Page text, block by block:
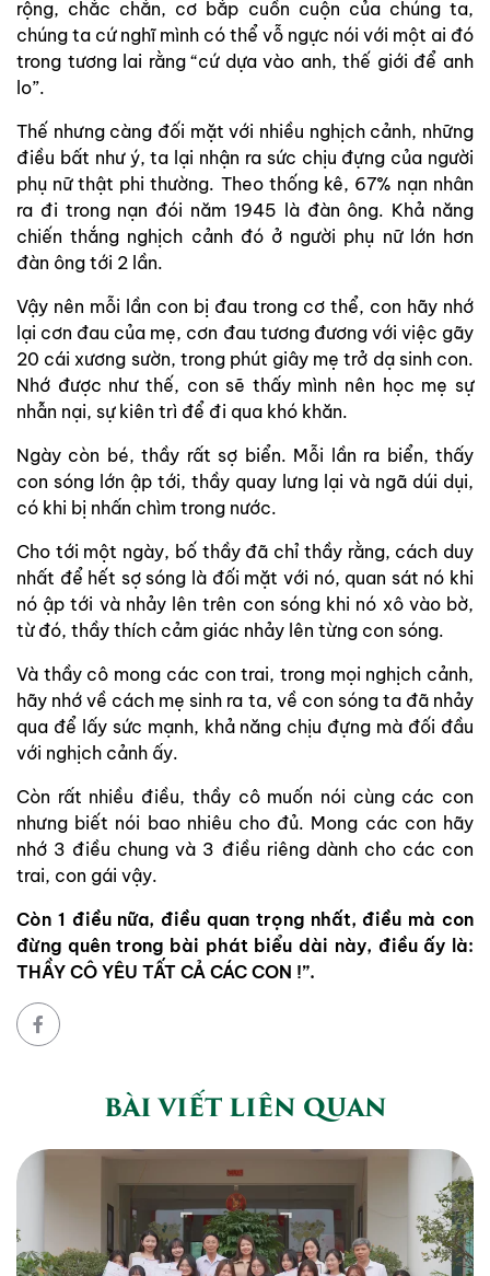
rộng, chắc chắn, cơ bắp cuồn cuộn của chúng ta,
chúng ta cứ nghĩ mình có thể vỗ ngực nói với một ai đó
trong tương lai rằng “cứ dựa vào anh, thế giới để anh
lo”.
Thế nhưng càng đối mặt với nhiều nghịch cảnh, những
điều bất như ý, ta lại nhận ra sức chịu đựng của người
phụ nữ thật phi thường. Theo thống kê, 67% nạn nhân
ra đi trong nạn đói năm 1945 là đàn ông. Khả năng
chiến thắng nghịch cảnh đó ở người phụ nữ lớn hơn
đàn ông tới 2 lần.
Vậy nên mỗi lần con bị đau trong cơ thể, con hãy nhớ
lại cơn đau của mẹ, cơn đau tương đương với việc gãy
20 cái xương sườn, trong phút giây mẹ trở dạ sinh con.
Nhớ được như thế, con sẽ thấy mình nên học mẹ sự
nhẫn nại, sự kiên trì để đi qua khó khăn.
Ngày còn bé, thầy rất sợ biển. Mỗi lần ra biển, thấy
con sóng lớn ập tới, thầy quay lưng lại và ngã dúi dụi,
có khi bị nhấn chìm trong nước.
Cho tới một ngày, bố thầy đã chỉ thầy rằng, cách duy
nhất để hết sợ sóng là đối mặt với nó, quan sát nó khi
nó ập tới và nhảy lên trên con sóng khi nó xô vào bờ,
từ đó, thầy thích cảm giác nhảy lên từng con sóng.
Và thầy cô mong các con trai, trong mọi nghịch cảnh,
hãy nhớ về cách mẹ sinh ra ta, về con sóng ta đã nhảy
qua để lấy sức mạnh, khả năng chịu đựng mà đối đầu
với nghịch cảnh ấy.
Còn rất nhiều điều, thầy cô muốn nói cùng các con
nhưng biết nói bao nhiêu cho đủ. Mong các con hãy
nhớ 3 điều chung và 3 điều riêng dành cho các con
trai, con gái vậy.
Còn 1 điều nữa, điều quan trọng nhất, điều mà con
đừng quên trong bài phát biểu dài này, điều ấy là:
THẦY CÔ YÊU TẤT CẢ CÁC CON !”.
BÀI VIẾT LIÊN QUAN